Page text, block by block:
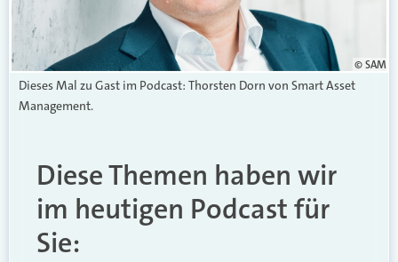
© SAM
Dieses Mal zu Gast im Podcast: Thorsten Dorn von Smart Asset
Management.
Diese Themen haben wir
im heutigen Podcast für
Sie: